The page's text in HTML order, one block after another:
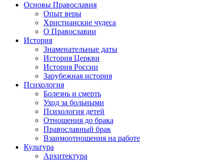
Основы Православия
Опыт веры
Христианские чудеса
О Православии
История
Знаменательные даты
История Церкви
История России
Зарубежная история
Психология
Болезнь и смерть
Уход за больными
Психология детей
Отношения до брака
Православный брак
Взаимоотношения на работе
Культура
Архитектура